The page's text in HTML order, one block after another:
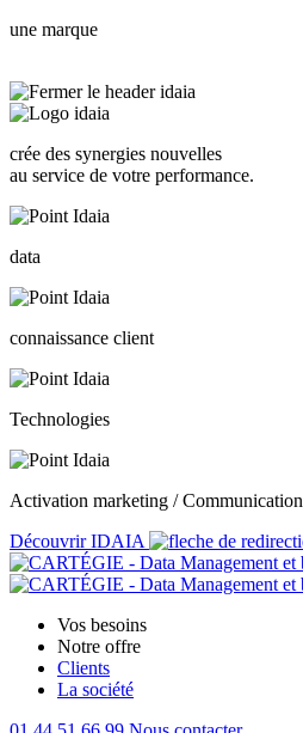
une marque
crée des synergies nouvelles
au service de votre performance.
data
connaissance client
Technologies
Activation marketing / Communication
Découvrir IDAIA
Vos besoins
Notre offre
Clients
La société